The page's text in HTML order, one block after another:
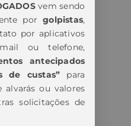
vem sendo
por golpistas,
por aplicativos
ou telefone,
antecipados
de custas” para
alvarás ou valores
solicitações de